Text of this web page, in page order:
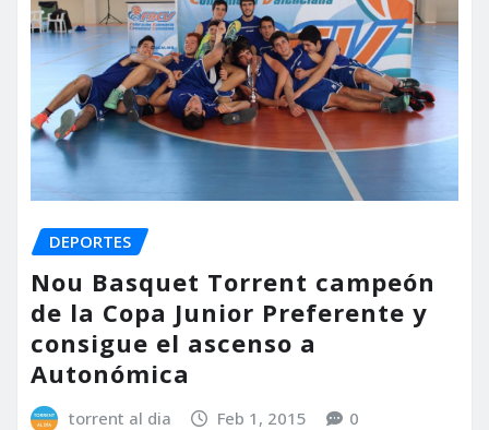
DEPORTES
Nou Basquet Torrent campeón
de la Copa Junior Preferente y
consigue el ascenso a
Autonómica
torrent al dia Feb 1, 2015 0